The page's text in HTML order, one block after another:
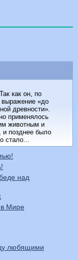
как он, по
выражение «до
древности».
применялось
животным и
и позднее было
стало...
над
Мире
любящими